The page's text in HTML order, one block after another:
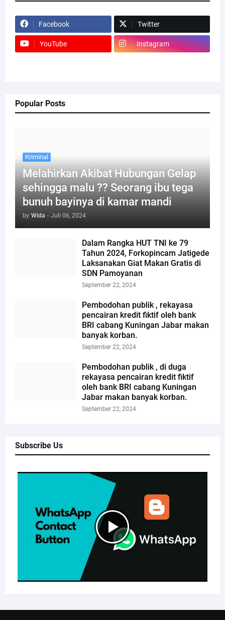
Facebook Twitter
YouTube Instagram
Popular Posts
Kriminal
Melahirkan Akibat Hubungan Gelap
sehingga malu ?? Seorang ibu tega
bunuh bayinya di kamar mandi
by Wida - Juli 06, 2024
Dalam Rangka HUT TNI ke 79
Tahun 2024, Forkopincam Jatigede
Laksanakan Giat Makan Gratis di
SDN Pamoyanan
September 22, 2024
Pembodohan publik , rekayasa
pencairan kredit fiktif oleh bank
BRI cabang Kuningan Jabar makan
banyak korban.
September 22, 2024
Pembodohan publik , di duga
rekayasa pencairan kredit fiktif
oleh bank BRI cabang Kuningan
Jabar makan banyak korban.
September 22, 2024
Subscribe Us